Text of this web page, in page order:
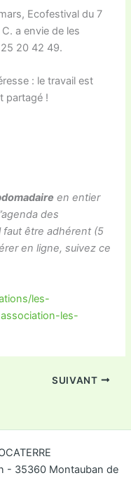
Ecofestival du 7
a envie de les
20 42 49.
: le travail est
partagé !
en entier
des
faut être adhérent (5
en ligne, suivez ce
les-
les-
SUIVANT
- 35360 Montauban de